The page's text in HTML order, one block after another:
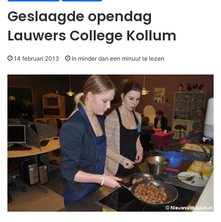
Geslaagde opendag
Lauwers College Kollum
14 februari 2013 In minder dan een minuut te lezen